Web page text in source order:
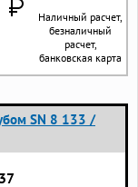
Наличный расчет,
безналичный
расчет,
банковская карта
SN 8 133 /